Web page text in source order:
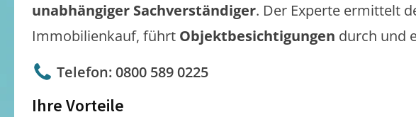
unabhängiger Sachverständiger. Der Experte ermittelt
Immobilienkauf, führt Objektbesichtigungen durch und
Telefon: 0800 589 0225
Ihre Vorteile